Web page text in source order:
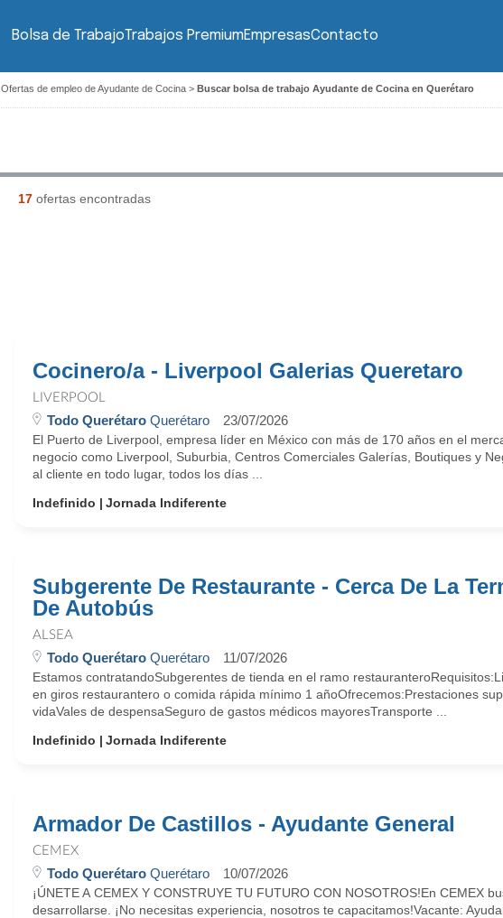
Bolsa de TrabajoTrabajos PremiumEmpresasContacto
Ofertas de empleo de Ayudante de Cocina > Buscar bolsa de trabajo Ayudante de Cocina en Querétaro
17ofertas encontradas
Cocinero/a - Liverpool Galerias Queretaro
LIVERPOOL
Todo QuerétaroQuerétaro 23/07/2026
El Puerto de Liverpool, empresa líder en México con más de 170 años en el
negocio como Liverpool, Suburbia, Centros Comerciales Galerías, Boutiques y
al cliente en todo lugar, todos los días ...
Indefinido
Jornada Indiferente
Subgerente De Restaurante - Cerca De La
De Autobús
ALSEA
Todo QuerétaroQuerétaro 11/07/2026
Estamos contratandoSubgerentes de tienda en el ramo
en giros restaurantero o comida rápida mínimo 1 añoOfrecemos:Prestaciones
vidaVales de despensaSeguro de gastos médicos mayoresTransporte ...
Indefinido
Jornada Indiferente
Armador De Castillos - Ayudante General
CEMEX
Todo QuerétaroQuerétaro 10/07/2026
¡ÚNETE A CEMEX Y CONSTRUYE TU FUTURO CON NOSOTROS!En CEMEX
desarrollarse. ¡No necesitas experiencia, nosotros te capacitamos!Vacante: